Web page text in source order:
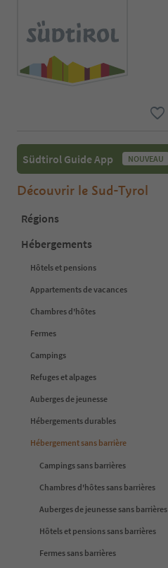
Südtirol Guide App NOUVEAU
Découvrir le Sud-Tyrol
Régions
Hébergements
Hôtels et pensions
Appartements de vacances
Chambres d'hôtes
Fermes
Campings
Refuges et alpages
Auberges de jeunesse
Hébergements durables
Hébergement sans barrière
Campings sans barrières
Chambres d'hôtes sans barrières
Auberges de jeunesse sans barrières
Hôtels et pensions sans barrières
Fermes sans barrières